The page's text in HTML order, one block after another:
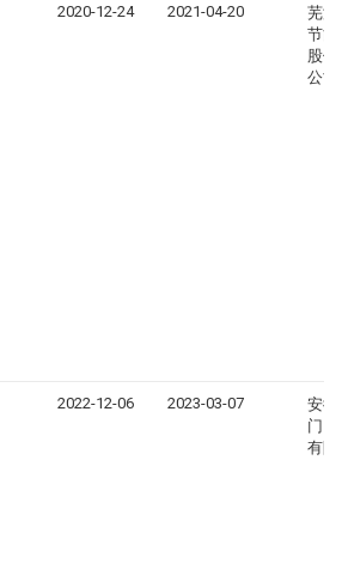
2020-12-24 2021-04-20
芜湖
节能
股份
公司
2022-12-06 2023-03-07
安徽
门窗
有限